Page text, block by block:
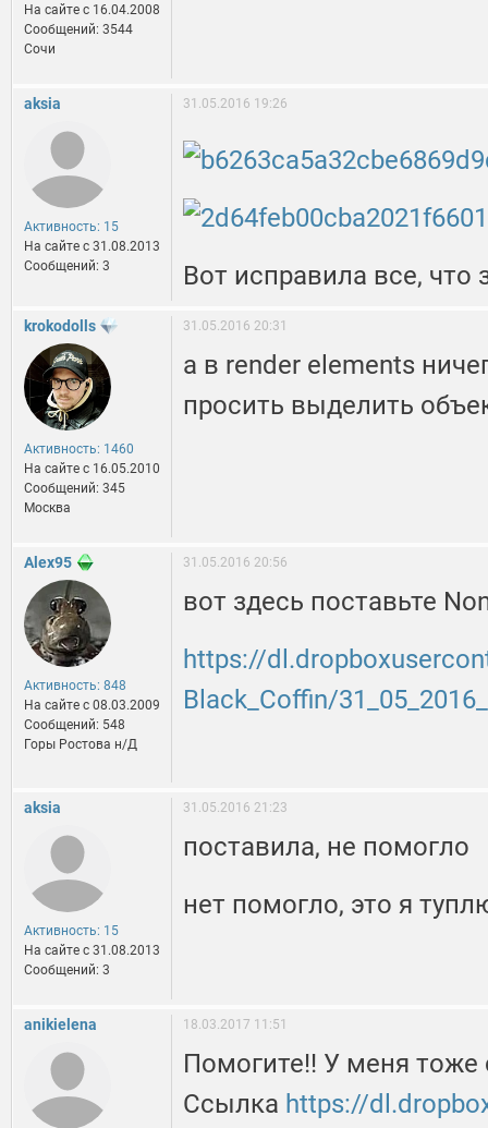
На сайте c 16.04.2008
Сообщений: 3544
Сочи
aksia
Активность: 15
На сайте c 31.08.2013
Сообщений: 3
31.05.2016 19:26
Вот исправила все, что
krokodolls
Активность: 1460
На сайте c 16.05.2010
Сообщений: 345
Москва
31.05.2016 20:31
а в render elements
просить выделить
Alex95
Активность: 848
На сайте c 08.03.2009
Сообщений: 548
Горы Ростова н/Д
31.05.2016 20:56
вот здесь поставьте
https://
Black_Coffin/
aksia
Активность: 15
На сайте c 31.08.2013
Сообщений: 3
31.05.2016 21:23
поставила, не помогло
нет помогло, это я
anikielena 18.03.2017 11:51
Помогите!! У меня тоже
Ссылка https://